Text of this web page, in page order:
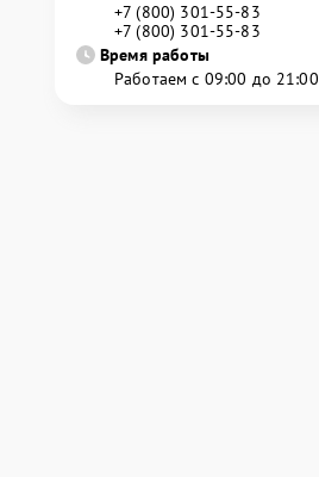
+7 (800) 301-55-83
+7 (800) 301-55-83
Время работы
Работаем с 09:00 до 21:00